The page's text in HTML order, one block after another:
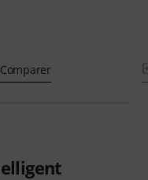
Comparer